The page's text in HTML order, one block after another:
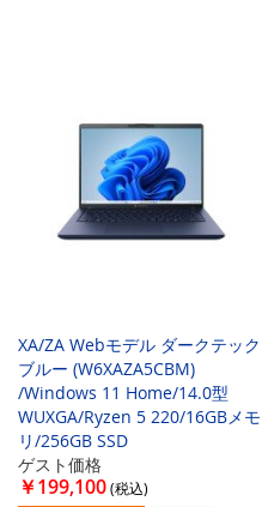
XA/ZA Webモデル ダークテック
ブルー (W6XAZA5CBM)
/Windows 11 Home/14.0型
WUXGA/Ryzen 5 220/16GBメモ
リ/256GB SSD
ゲスト価格
￥199,100